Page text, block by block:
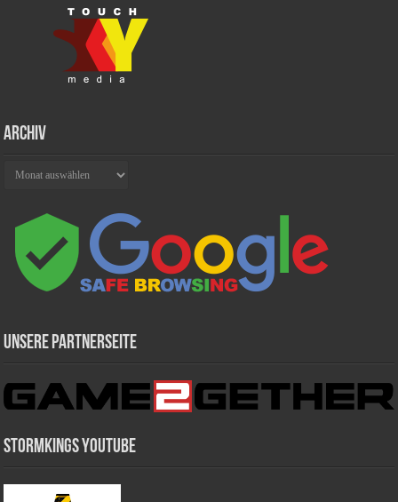
Archiv
Unsere Partnerseite
Stormkings Youtube